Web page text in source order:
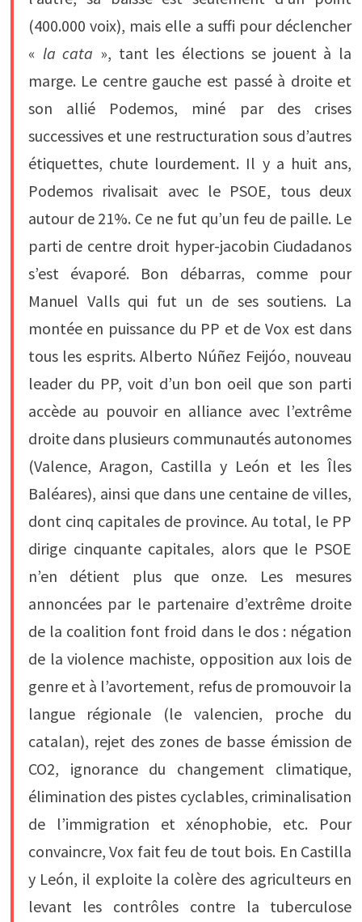
(400.000 voix), mais elle a suffi pour déclencher
« la cata », tant les élections se jouent à la
marge. Le centre gauche est passé à droite et
son allié Podemos, miné par des crises
successives et une restructuration sous d’autres
étiquettes, chute lourdement. Il y a huit ans,
Podemos rivalisait avec le PSOE, tous deux
autour de 21%. Ce ne fut qu’un feu de paille. Le
parti de centre droit hyper-jacobin Ciudadanos
s’est évaporé. Bon débarras, comme pour
Manuel Valls qui fut un de ses soutiens. La
montée en puissance du PP et de Vox est dans
tous les esprits. Alberto Núñez Feijóo, nouveau
leader du PP, voit d’un bon oeil que son parti
accède au pouvoir en alliance avec l’extrême
droite dans plusieurs communautés autonomes
(Valence, Aragon, Castilla y León et les Îles
Baléares), ainsi que dans une centaine de villes,
dont cinq capitales de province. Au total, le PP
dirige cinquante capitales, alors que le PSOE
n’en détient plus que onze. Les mesures
annoncées par le partenaire d’extrême droite
de la coalition font froid dans le dos : négation
de la violence machiste, opposition aux lois de
genre et à l’avortement, refus de promouvoir la
langue régionale (le valencien, proche du
catalan), rejet des zones de basse émission de
CO2, ignorance du changement climatique,
élimination des pistes cyclables, criminalisation
de l’immigration et xénophobie, etc. Pour
convaincre, Vox fait feu de tout bois. En Castilla
y León, il exploite la colère des agriculteurs en
levant les contrôles contre la tuberculose